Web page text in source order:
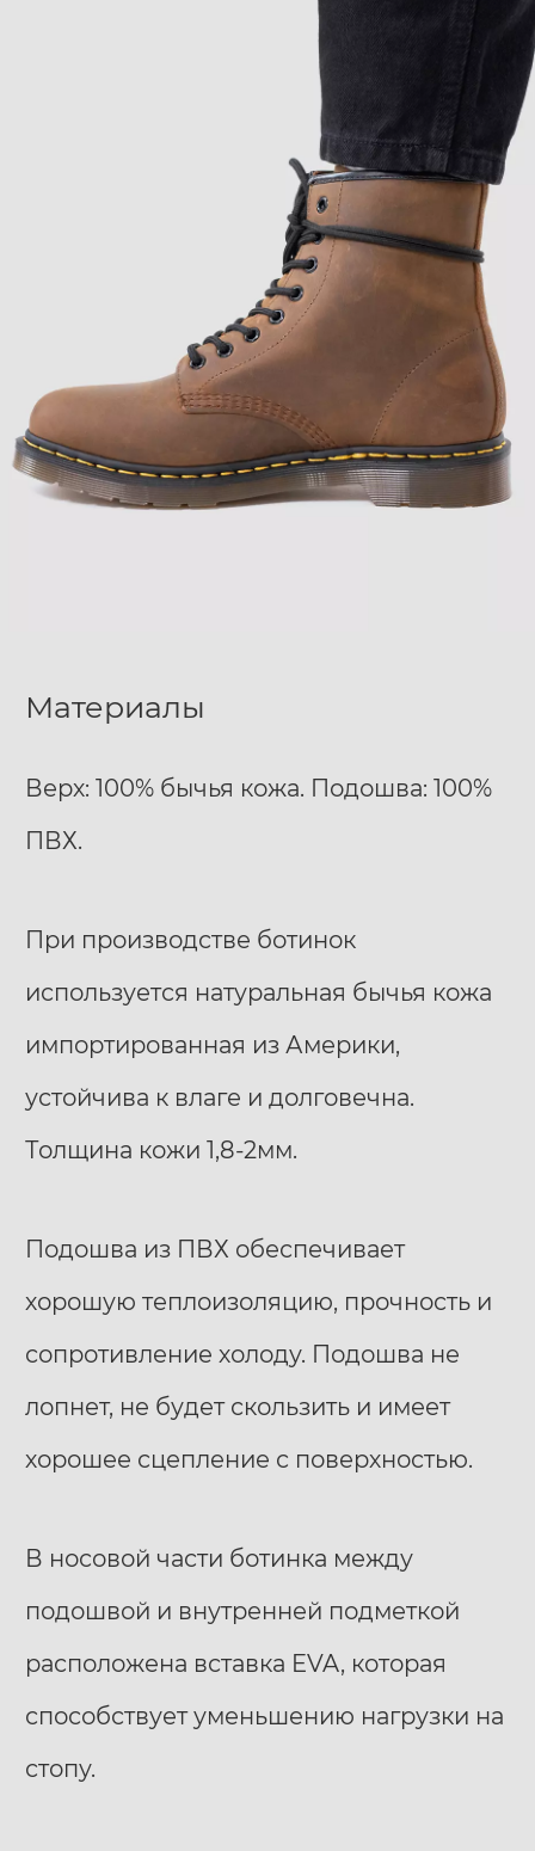
Материалы
Верх: 100% бычья кожа. Подошва: 100%
ПВХ.
При производстве ботинок
используется натуральная бычья кожа
импортированная из Америки,
устойчива к влаге и долговечна.
Толщина кожи 1,8-2мм.
Подошва из ПВХ обеспечивает
хорошую теплоизоляцию, прочность и
сопротивление холоду. Подошва не
лопнет, не будет скользить и имеет
хорошее сцепление с поверхностью.
В носовой части ботинка между
подошвой и внутренней подметкой
расположена вставка EVA, которая
способствует уменьшению нагрузки на
стопу.